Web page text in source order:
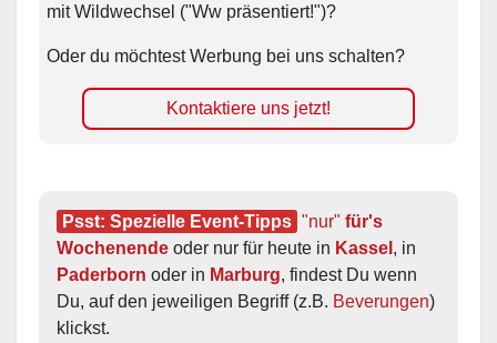
mit Wildwechsel ("Ww präsentiert!")?
Oder du möchtest Werbung bei uns schalten?
Kontaktiere uns jetzt!
Psst: Spezielle Event-Tipps "nur" für's
Wochenende oder nur für heute in Kassel
Paderborn oder in Marburg, findest Du wenn
Du, auf den jeweiligen Begriff (z.B. Beverungen)
klickst.